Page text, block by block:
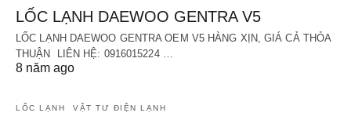
LỐC LẠNH DAEWOO GENTRA V5
LỐC LẠNH DAEWOO GENTRA OEM V5 HÀNG XỊN, GIÁ CẢ THỎA
THUẬN LIÊN HỆ: 0916015224 …
8 năm ago
LỐC LẠNH VẬT TƯ ĐIỆN LẠNH